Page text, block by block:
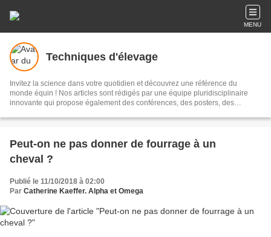
MENU
Techniques d'élevage
Invitez la science dans votre quotidien et découvrez une référence du
monde équin ! Nos articles sont rédigés par une équipe pluridisciplinaire
innovante qui propose également des conférences, des posters, des
Techniques d'élevage c'est plus de 2000 articles en accès totalement gratuit.
Facebook sur la page techniquesdelevage.
Peut-on ne pas donner de fourrage à un
cheval ?
Publié le 11/10/2018 à 02:00
Par Catherine Kaeffer. Alpha et Omega